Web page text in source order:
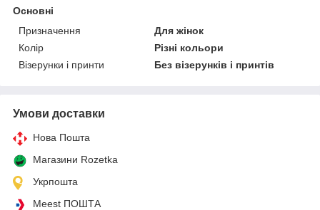
Основні
Призначення
Для жінок
Колір
Різні кольори
Візерунки і принти
Без візерунків і принтів
Умови доставки
Нова Пошта
Магазини Rozetka
Укрпошта
Meest ПОШТА